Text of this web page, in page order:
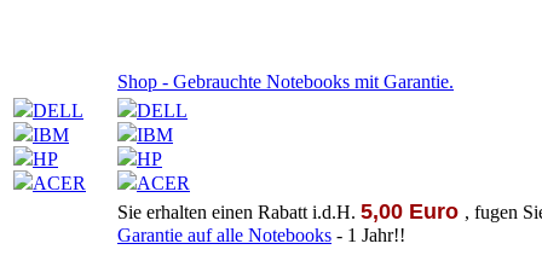
Shop - Gebrauchte Notebooks mit Garantie.
DELL
IBM
HP
ACER
DELL
IBM
HP
ACER
Sie erhalten einen Rabatt i.d.H. 5,00 Euro , fugen
Garantie auf alle Notebooks - 1 Jahr!!